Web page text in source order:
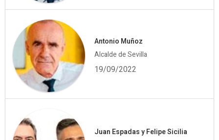
Antonio Muñoz
Alcalde de Sevilla
19/09/2022
Juan Espadas y Felipe Sicilia